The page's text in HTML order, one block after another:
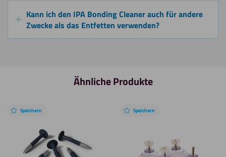
Kann ich den IPA Bonding Cleaner auch für andere
Zwecke als das Entfetten verwenden?
Ähnliche Produkte
Speichern Speichern